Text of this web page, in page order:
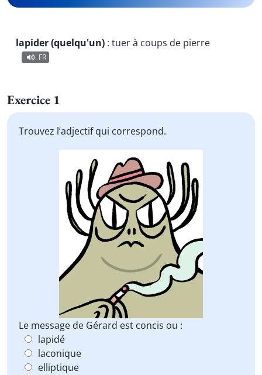
lapider (quelqu'un) : tuer à coups de pierre
FR
Exercice 1
Trouvez l’adjectif qui correspond.
Le message de Gérard est concis ou :
lapidé
laconique
elliptique